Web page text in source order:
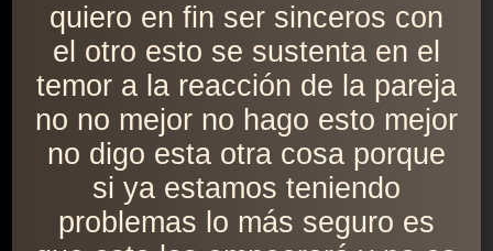
quiero en fin ser sinceros con
el otro esto se sustenta en el
temor a la reacción de la pareja
no no mejor no hago esto mejor
no digo esta otra cosa porque
si ya estamos teniendo
problemas lo más seguro es